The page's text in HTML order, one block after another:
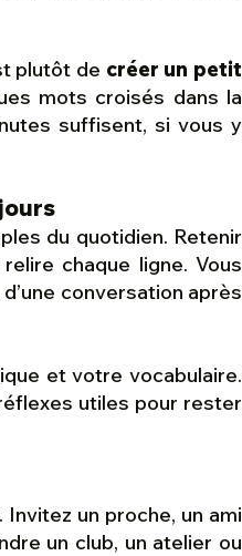
plutôt de créer un petit
mots croisés dans la
suffisent, si vous y
du quotidien. Retenir
chaque ligne. Vous
conversation après
et votre vocabulaire.
utiles pour rester
un proche, un ami
un club, un atelier ou